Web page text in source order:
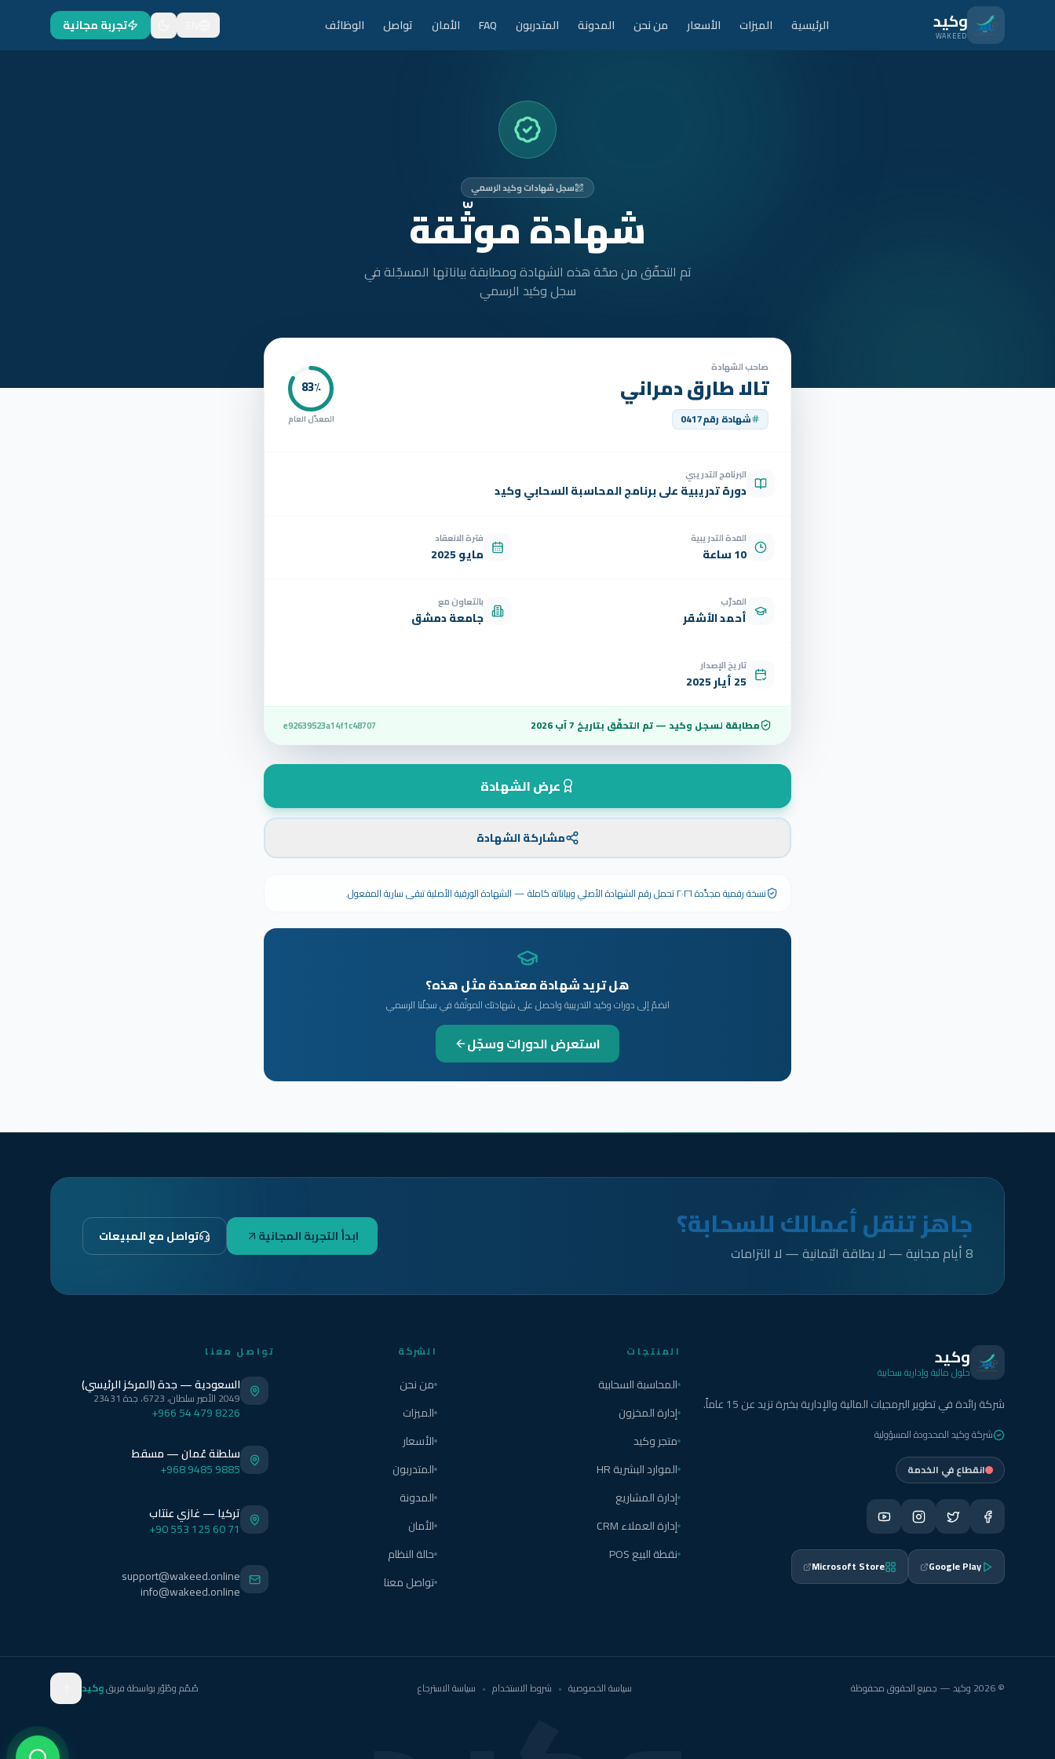
انتقل للمحتوى الرئيسيوكيد
WAKEED الرئيسية الميزات الأسعار من نحن المدونة المتدربون FAQ الأمان تواصل الوظائف تجربة مجانية
سجل شهادات وكيد الرسمي
شهادة موثّقة
تم التحقّق من صحّة هذه الشهادة ومطابقة بياناتها المسجّلة في
سجل وكيد الرسمي
صاحب الشهادة
تالا طارق دمراني
شهادة رقم0417
83٪
المعدّل العام
البرنامج التدريبي
دورة تدريبية على برنامج المحاسبة السحابي وكيد
المدة التدريبية
10 ساعة
فترة الانعقاد
مايو 2025
المدرّب
أحمد الأشقر
بالتعاون مع
جامعة دمشق
تاريخ الإصدار
25 أيار 2025
مطابقة لسجل وكيد — تم التحقّق بتاريخ 7 آب 2026 e92639523a14f1c48707
عرض الشهادة
مشاركة الشهادة
نسخة رقمية مجدَّدة ٢٠٢٦ تحمل رقم الشهادة الأصلي وبياناته كاملة — الشهادة الورقية الأصلية تبقى سارية المفعول.
هل تريد شهادة معتمدة مثل هذه؟
انضمّ إلى دورات وكيد التدريبية واحصل على شهادتك الموثّقة في سجلّنا الرسمي
استعرض الدورات وسجّل
جاهز تنقل أعمالك للسحابة؟
8 أيام مجانية — لا بطاقة ائتمانية — لا التزامات
ابدأ التجربة المجانية تواصل مع المبيعات
وكيد
حلول مالية وإدارية سحابية
شركة رائدة في تطوير البرمجيات المالية والإدارية بخبرة تزيد عن 15 عاماً.
شركة وكيد المحدودة المسؤولية
انقطاع في الخدمة
Google Play
Microsoft Store
المنتجات
المحاسبة السحابية
إدارة المخزون
متجر وكيد
الموارد البشرية HR
إدارة المشاريع
إدارة العملاء CRM
نقطة البيع POS
الشركة
من نحن
الميزات
الأسعار
المتدربون
المدونة
الأمان
حالة النظام
تواصل معنا
تواصل معنا
السعودية — جدة (المركز الرئيسي)
2049 الأمير سلطان، 6723، جدة 23431
+966 54 479 8226
سلطنة عُمان — مسقط
+968 9485 9885
تركيا — غازي عنتاب
+90 553 125 60 71
support@wakeed.online
info@wakeed.online
© 2026 وكيد — جميع الحقوق محفوظة سياسة الخصوصية • شروط الاستخدام • سياسة الاسترجاع صُمّم وطُوّر بواسطة فريقوكيد